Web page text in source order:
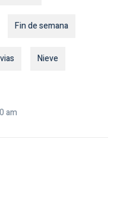
Fin de semana
Nieve
am